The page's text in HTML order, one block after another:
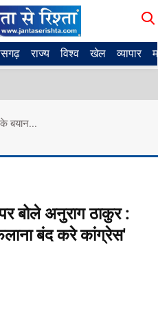
राज्य विश्व खेल व्यापार
बयान...
बोले अनुराग ठाकुर :
बंद करे कांग्रेस'